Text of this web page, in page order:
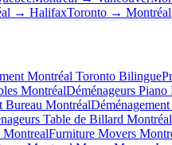
→ HalifaxToronto → Montréal
Montréal Toronto Bilingue
MontréalDéménageurs Piano
Bureau Montréal
Table de Billard Montréal
MontrealFurniture Movers